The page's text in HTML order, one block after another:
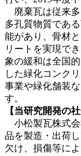
廃棄瓦は従来多
多孔質物質であ
能があり、骨材
リートを実現で
象の緩和は全国
した緑化コンク
事業や緑化舗装
す。
【当研究開発の
小松製瓦株式会
品を製造・出荷
欠け、損傷等に